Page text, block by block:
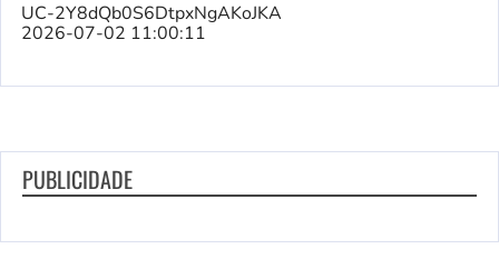
UC-2Y8dQb0S6DtpxNgAKoJKA
2026-07-02 11:00:11
PUBLICIDADE